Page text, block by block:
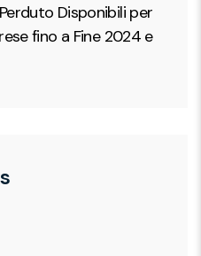
Disponibili per
fino a Fine 2024 e